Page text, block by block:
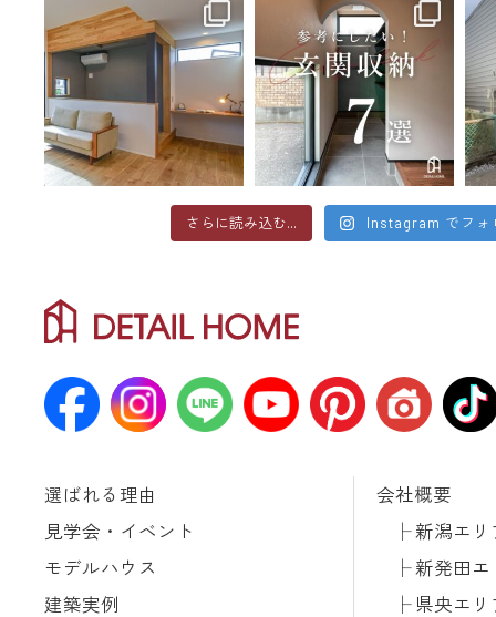
さらに読み込む... Instagram でフォ
選ばれる理由
見学会・イベント
モデルハウス
建築実例
会社概要
新潟エリ
新発田エ
県央エリ